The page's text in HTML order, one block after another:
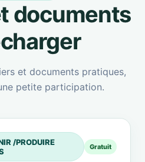
documents
et documents pratiques,
petite participation.
/PRODUIRE
Gratuit